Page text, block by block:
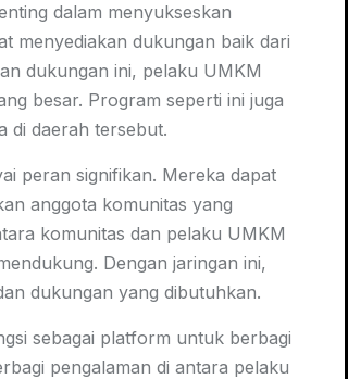
dalam menyukseskan
menyediakan dukungan baik dari
dukungan ini, pelaku UMKM
besar. Program seperti ini juga
di daerah tersebut.
peran signifikan. Mereka dapat
anggota komunitas yang
komunitas dan pelaku UMKM
Dengan jaringan ini,
dukungan yang dibutuhkan.
sebagai platform untuk berbagi
pengalaman di antara pelaku